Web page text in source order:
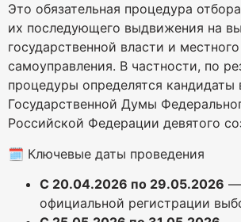
Это обязательная процедура
их последующего выдвижения на
государственной власти и местного
самоуправления. В частности, по
процедуры определятся кандидаты
Государственной Думы
Российской Федерации девятого
🗓 Ключевые даты проведения
С 20.04.2026 по 29.05.2026 —
официальной регистрации